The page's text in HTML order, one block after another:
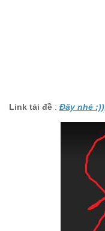
Link tải đề : Đây nhé :))